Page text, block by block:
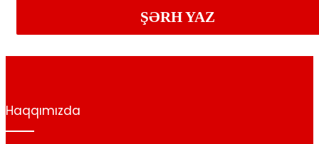
ŞƏRH YAZ
Haqqımızda